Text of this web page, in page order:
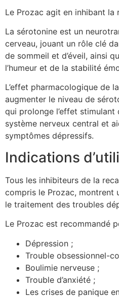
Le Prozac agit en inhibant la
La sérotonine est un
cerveau, jouant un rôle clé
de sommeil et d’éveil, ainsi
l’humeur et de la stabilité
L’effet pharmacologique de
augmenter le niveau de
qui prolonge l’effet
système nerveux central et
symptômes dépressifs.
Indications
Tous les inhibiteurs de la
compris le Prozac, montrent
le traitement des troubles
Le Prozac est recommandé
Dépression ;
Trouble obsessionnel-
Boulimie nerveuse ;
Trouble d’anxiété ;
Les crises de panique